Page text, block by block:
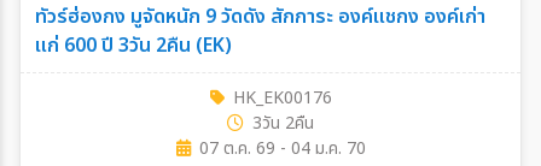
ทัวร์ฮ่องกง มูจัดหนัก 9 วัดดัง สักการะ องค์แชกง องค์เก่า
แก่ 600 ปี 3วัน 2คืน (EK)
HK_EK00176
3วัน 2คืน
07 ต.ค. 69 - 04 ม.ค. 70